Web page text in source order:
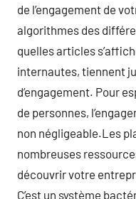
de l’engagement de
algorithmes des
quelles articles
internautes, tiennent
d’engagement. Pour
de personnes,
non négligeable.Les
nombreuses
découvrir votre
C’est un système